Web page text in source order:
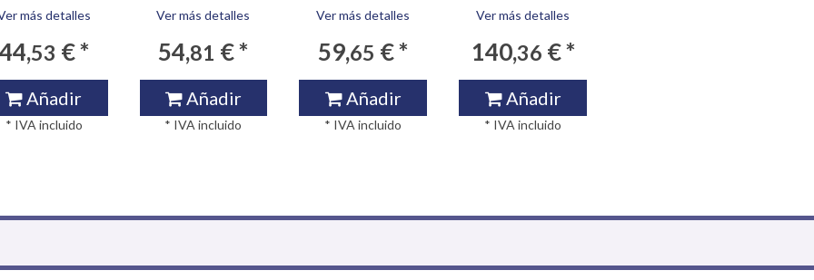
más detalles
44,53 € *
Añadir
* IVA incluido
Ver más detalles
54,81 € *
Añadir
* IVA incluido
Ver más detalles
59,65 € *
Añadir
* IVA incluido
Ver más detalles
140,36 € *
Añadir
* IVA incluido